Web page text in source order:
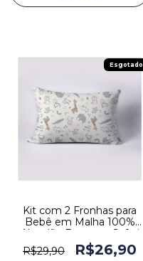
Esgotado
Kit com 2 Fronhas para
Bebê em Malha 100%
Algodão Estampa Safari
Cinza
R$29,90 R$26,90